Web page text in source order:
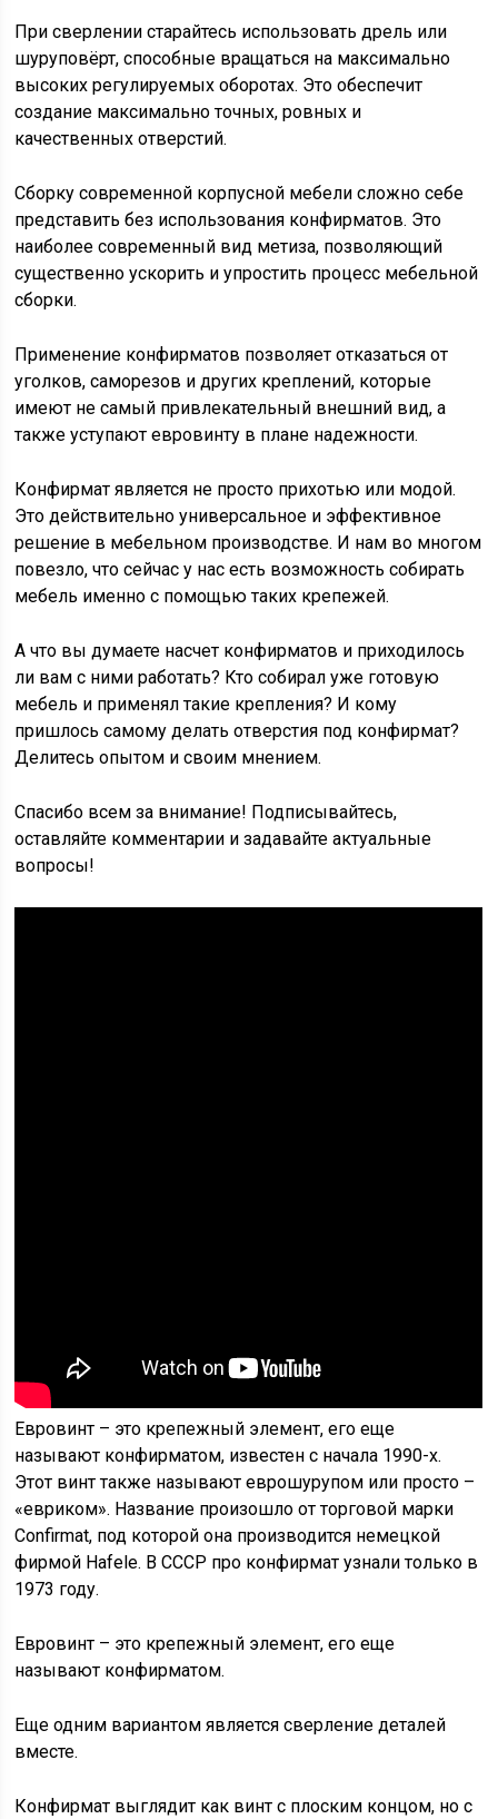
При сверлении старайтесь использовать дрель или
шуруповёрт, способные вращаться на максимально
высоких регулируемых оборотах. Это обеспечит
создание максимально точных, ровных и
качественных отверстий.
Сборку современной корпусной мебели сложно себе
представить без использования конфирматов. Это
наиболее современный вид метиза, позволяющий
существенно ускорить и упростить процесс мебельной
сборки.
Применение конфирматов позволяет отказаться от
уголков, саморезов и других креплений, которые
имеют не самый привлекательный внешний вид, а
также уступают евровинту в плане надежности.
Конфирмат является не просто прихотью или модой.
Это действительно универсальное и эффективное
решение в мебельном производстве. И нам во многом
повезло, что сейчас у нас есть возможность собирать
мебель именно с помощью таких крепежей.
А что вы думаете насчет конфирматов и приходилось
ли вам с ними работать? Кто собирал уже готовую
мебель и применял такие крепления? И кому
пришлось самому делать отверстия под конфирмат?
Делитесь опытом и своим мнением.
Спасибо всем за внимание! Подписывайтесь,
оставляйте комментарии и задавайте актуальные
вопросы!
Евровинт – это крепежный элемент, его еще
называют конфирматом, известен с начала 1990-х.
Этот винт также называют еврошурупом или просто –
«евриком». Название произошло от торговой марки
Confirmat, под которой она производится немецкой
фирмой Hafele. В СССР про конфирмат узнали только в
1973 году.
Евровинт – это крепежный элемент, его еще
называют конфирматом.
Еще одним вариантом является сверление деталей
вместе.
Конфирмат выглядит как винт с плоским концом, но с